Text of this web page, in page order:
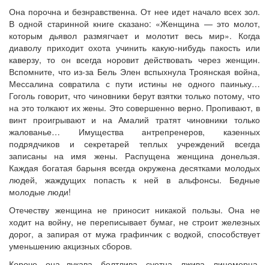
Она порочна и безнравственна. От нее идет начало всех зол.
В одной старинной книге сказано: «Женщина — это молот,
которым дьявол размягчает и молотит весь мир». Когда
диаволу приходит охота учинить какую-нибудь пакость или
каверзу, то он всегда норовит действовать через женщин.
Вспомните, что из-за Бель Элен вспыхнула Троянская война,
Мессалина совратила с пути истины не одного паиньку…
Гоголь говорит, что чиновники берут взятки только потому, что
на это толкают их жены. Это совершенно верно. Пропивают, в
винт проигрывают и на Амалий тратят чиновники только
жалованье… Имущества антрепренеров, казенных
подрядчиков и секретарей теплых учреждений всегда
записаны на имя жены. Распущена женщина донельзя.
Каждая богатая барыня всегда окружена десятками молодых
людей, жаждущих попасть к ней в альфонсы. Бедные
молодые люди!
Отечеству женщина не приносит никакой пользы. Она не
ходит на войну, не переписывает бумаг, не строит железных
дорог, а запирая от мужа графинчик с водкой, способствует
уменьшению акцизных сборов.